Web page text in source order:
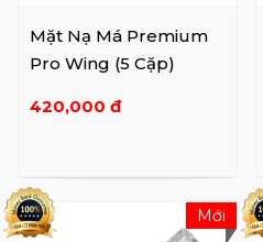
Mặt Nạ Má Premium
Pro Wing (5 Cặp)
420,000 đ
Mới